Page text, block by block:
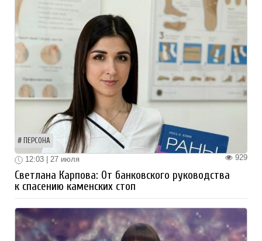
ПЕРСОНА
929
12:03 | 27 июля
Светлана Карпова: От банковского руководства
к спасению каменских стоп